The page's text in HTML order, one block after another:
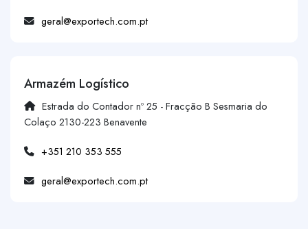
geral@exportech.com.pt
Armazém Logístico
Estrada do Contador nº 25 - Fracção B Sesmaria do
Colaço 2130-223 Benavente
+351 210 353 555
geral@exportech.com.pt